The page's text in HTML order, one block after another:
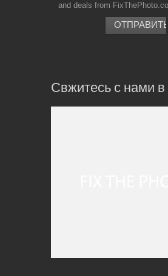
and deals from
Свжитесь с нами в